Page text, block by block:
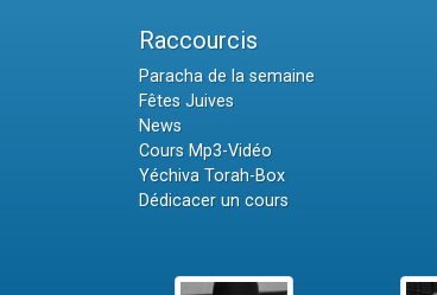
Raccourcis
Paracha de la semaine
Fêtes Juives
News
Cours Mp3-Vidéo
Yéchiva Torah-Box
Dédicacer un cours